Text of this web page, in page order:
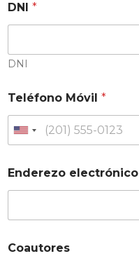
DNI *
DNI
Teléfono Móvil *
Enderezo electrónico
Coautores